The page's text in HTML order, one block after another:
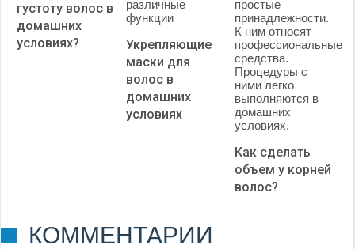
густоту волос в
домашних
условиях?
Укрепляющие
маски для
волос в
домашних
условиях
Как сделать
объем у корней
волос?
КОММЕНТАРИИ